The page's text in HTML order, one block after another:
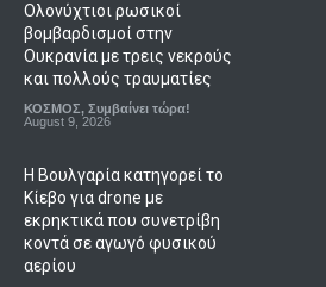
Ολονύχτιοι ρωσικοί
βομβαρδισμοί στην
Ουκρανία με τρεις νεκρούς
και πολλούς τραυματίες
ΚΟΣΜΟΣ, Συμβαίνει τώρα!
August 9, 2026
Η Βουλγαρία κατηγορεί το
Κίεβο για drone με
εκρηκτικά που συνετρίβη
κοντά σε αγωγό φυσικού
αερίου